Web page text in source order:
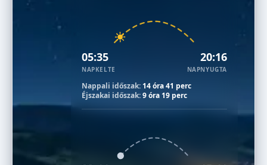
05:35
NAPKELTE
20:16
NAPNYUGTA
Nappali időszak: 14 óra 41 perc
Éjszakai időszak:9 óra 19 perc